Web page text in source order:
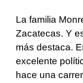
La familia
Zacatecas. Y
más destaca.
excelente
hace una